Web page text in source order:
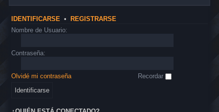
IDENTIFICARSE • REGISTRARSE
Nombre de Usuario:
Contraseña:
Olvidé mi contraseña Recordar